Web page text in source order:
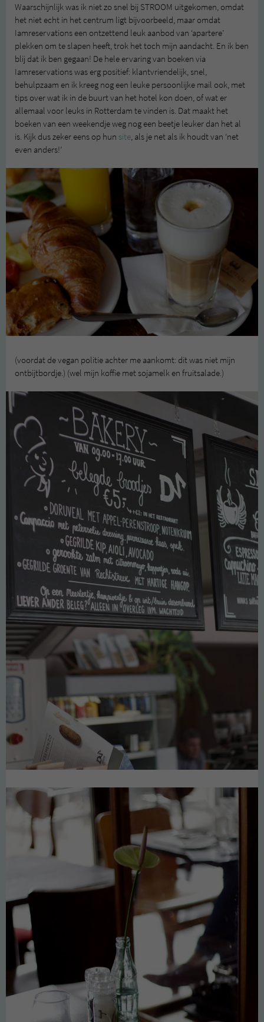
Waarschijnlijk was ik niet zo snel bij STROOM uitgekomen, omdat
het niet echt in het centrum ligt bijvoorbeeld, maar omdat
Iamreservations een ontzettend leuk aanbod van ‘apartere’
plekken om te slapen heeft, trok het toch mijn aandacht. En ik ben
blij dat ik ben gegaan! De hele ervaring van boeken via
Iamreservations was erg positief: klantvriendelijk, snel,
behulpzaam en ik kreeg nog een leuke persoonlijke mail ook, met
tips over wat ik in de buurt van het hotel kon doen, of wat er
allemaal voor leuks in Rotterdam te vinden is. Dat maakt het
boeken van een weekendje weg nog een beetje leuker dan het al
is. Kijk dus zeker eens op hun site, als je net als ik houdt van ‘net
even anders!’
(voordat de vegan politie achter me aankomt: dit was niet mijn
ontbijtbordje.) (wel mijn koffie met sojamelk en fruitsalade.)